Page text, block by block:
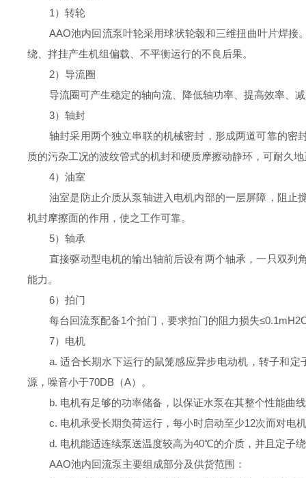
1）转轮
AAO池内回流泵叶轮采用球状轮毂和三维扭曲叶片焊
绕、拌挂产生机组偏载、不平衡运行的不良后果。
2）导流圈
导流圈可产生稳定的轴向流、降低轴功率、提高效率、
3）轴封
轴封采用两个独立串联的机械密封，形成两道可靠的密
质的污杂工况的波纹管式的机封和硬质摩擦动静环，可耐久
4）油室
油室是防止介质从泵轴进入电机内部的一层屏障，阻止
机封摩擦面的作用，使之工作可靠。
5）轴承
直接驱动型电机的输出轴前后设有两个轴承，一只双列
能力。
6）拍门
每台回流泵配备1个拍门，要求拍门的阻力损失
7）电机
a. 适合长期水下运行的鼠笼感应异步电动机，转子和
源，噪音小于70DB（A）。
b. 电机有足够的功率储备，以保证水泵在其整个性能曲
c. 电机承受长期负荷运行，每小时启动至少12次而对电
d. 电机能适连续泵送温度较高为40℃的介质，并且定子
AAO池内回流泵主要组成部分及供货范围：